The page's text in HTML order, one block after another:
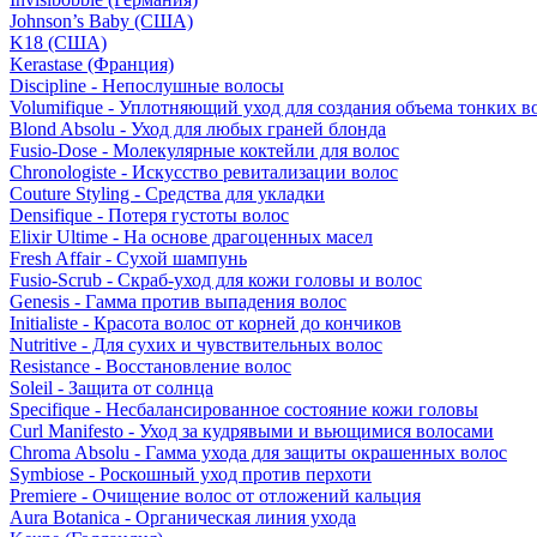
Johnson’s Baby (США)
K18 (США)
Kerastase (Франция)
Discipline - Непослушные волосы
Volumifique - Уплотняющий уход для создания объема тонких
Blond Absolu - Уход для любых граней блонда
Fusio-Dose - Молекулярные коктейли для волос
Chronologiste - Искусство ревитализации волос
Couture Styling - Средства для укладки
Densifique - Потеря густоты волос
Elixir Ultime - На основе драгоценных масел
Fresh Affair - Сухой шампунь
Fusio-Scrub - Скраб-уход для кожи головы и волос
Genesis - Гамма против выпадения волос
Initialiste - Красота волос от корней до кончиков
Nutritive - Для сухих и чувствительных волос
Resistance - Восстановление волос
Soleil - Защита от солнца
Specifique - Несбалансированное состояние кожи головы
Curl Manifesto - Уход за кудрявыми и вьющимися волосами
Chroma Absolu - Гамма ухода для защиты окрашенных волос
Symbiose - Роскошный уход против перхоти
Premiere - Очищение волос от отложений кальция
Aura Botanica - Органическая линия ухода